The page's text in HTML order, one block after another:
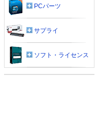
PCパーツ
サプライ
ソフト・ライセンス